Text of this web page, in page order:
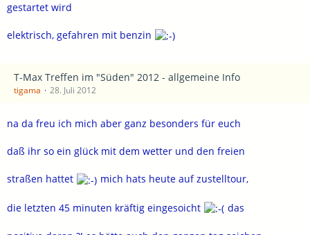
gestartet wird
elektrisch, gefahren mit benzin
T-Max Treffen im "Süden" 2012 - allgemeine Info
tigama 28. Juli 2012
na da freu ich mich aber ganz besonders für euch
daß ihr so ein glück mit dem wetter und den freien
straßen hattet mich hats heute auf zustelltour,
die letzten 45 minuten kräftig eingesoicht das